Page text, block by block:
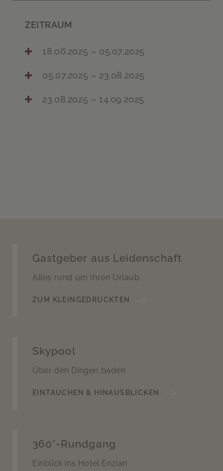
ZEITRAUM
18.06.2025 – 05.07.2025
05.07.2025 – 23.08.2025
23.08.2025 – 14.09.2025
Gastgeber aus Leidenschaft
Alles rund um Ihren Urlaub
ZUM KLEINGEDRUCKTEN
Skypool
Über den Dingen baden
EINTAUCHEN & HINAUSBLICKEN
360°-Rundgang
Einblick ins Hotel Enzian